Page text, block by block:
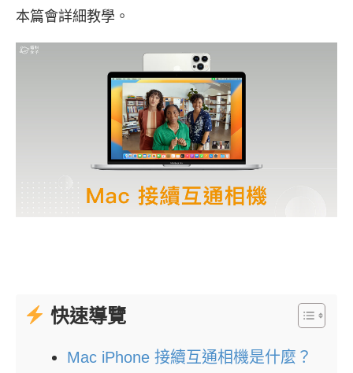
本篇會詳細教學。
快速導覽
Mac iPhone 接續互通相機是什麼？